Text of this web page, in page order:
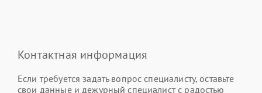
Контактная информация
Если требуется задать вопрос специалисту, оставьте
свои данные и дежурный специалист с радостью